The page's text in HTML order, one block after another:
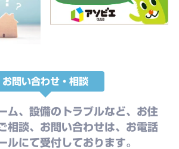
お問い合わせ・相談
ム、設備のトラブルなど、お住
相談、お問い合わせは、お電話
ルにて受付しております。